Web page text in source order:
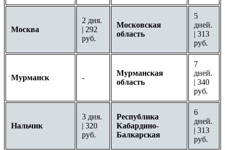
Москва
2 дня.
| 292
руб.
Московская
область
5
дней.
| 313
руб.
Мурманск -
Мурманская
область
7
дней.
| 340
руб.
Нальчик
3 дня.
| 320
руб.
Республика
Кабардино-
Балкарская
6
дней.
| 313
руб.